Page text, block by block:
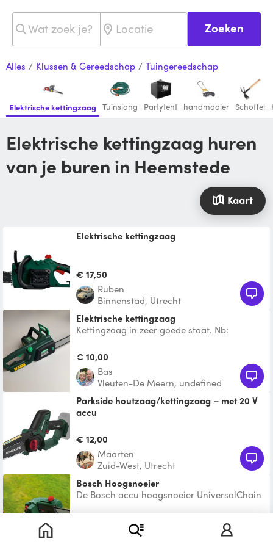
Zoeken
Alles / Klussen & Gereedschap / Tuingereedschap
Elektrische kettingzaag Tuinslang Partytent handmaaier Schoffel
Elektrische kettingzaag huren
van je buren in Heemstede
Kaart
Elektrische kettingzaag
€ 17,50
Ruben
Binnenstad, Utrecht
Elektrische kettingzaag
Kettingzaag in zeer goede staat. Nb:
veiligheidsmiddelen zoals handschoen
€ 10,00
Bas
Vleuten-De Meern, undefined
Parkside houtzaag/kettingzaag – met 20 V
accu
snoer. Inclusief zaagketting, olie. Voor het
snoeien van b
€ 12,00
Maarten
Zuid-West, Utrecht
Bosch Hoogsnoeier
De Bosch accu hoogsnoeier UniversalChain
Laurens